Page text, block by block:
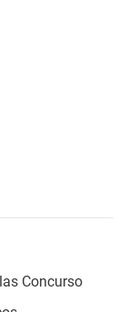
Concurso